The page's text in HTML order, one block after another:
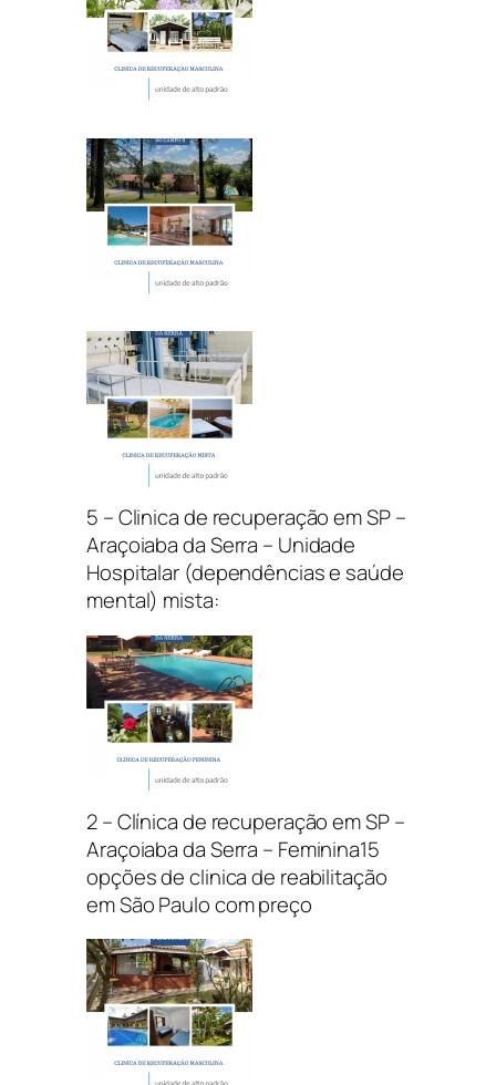
5 – Clinica de recuperação em SP –
Araçoiaba da Serra – Unidade
Hospitalar (dependências e saúde
mental) mista:
2 – Clínica de recuperação em SP –
Araçoiaba da Serra – Feminina15
opções de clinica de reabilitação
em São Paulo com preço